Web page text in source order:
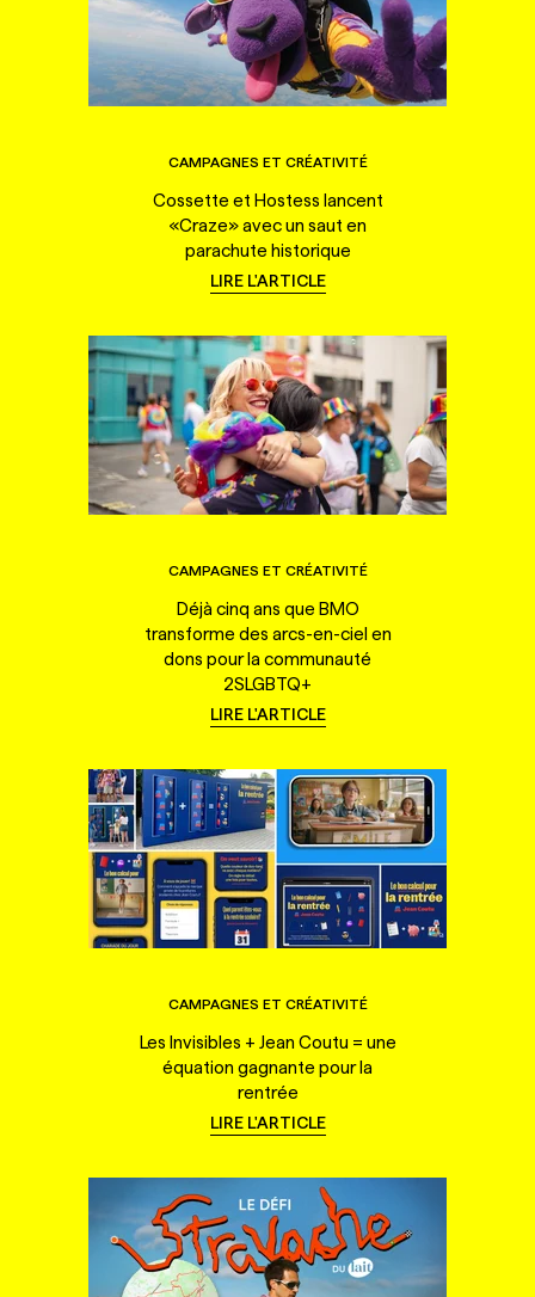
CAMPAGNES ET CRÉATIVITÉ
Cossette et Hostess lancent
«Craze» avec un saut en
parachute historique
LIRE L'ARTICLE
CAMPAGNES ET CRÉATIVITÉ
Déjà cinq ans que BMO
transforme des arcs-en-ciel en
dons pour la communauté
2SLGBTQ+
LIRE L'ARTICLE
CAMPAGNES ET CRÉATIVITÉ
Les Invisibles + Jean Coutu = une
équation gagnante pour la
rentrée
LIRE L'ARTICLE